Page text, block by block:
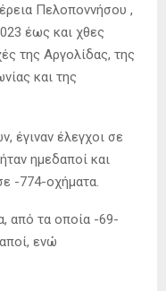
Πελοποννήσου ,
έως και χθες
της Αργολίδας, της
και της
έγιναν έλεγχοι σε
ημεδαποί και
-774-οχήματα.
από τα οποία -69-
ενώ